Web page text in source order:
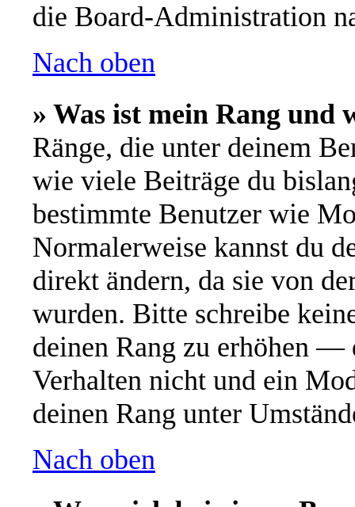
die Board-Administration
Nach oben
» Was ist mein Rang und
Ränge, die unter deinem
wie viele Beiträge du
bestimmte Benutzer wie
Normalerweise kannst du
direkt ändern, da sie von
wurden. Bitte schreibe
deinen Rang zu erhöhen —
Verhalten nicht und ein
deinen Rang unter
Nach oben